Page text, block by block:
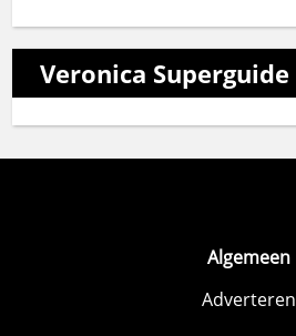
Veronica Superguide
Algemeen
Adverteren